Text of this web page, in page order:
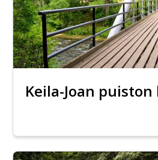
Keila-Joan